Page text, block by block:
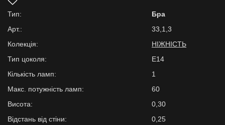
Тип:
Бра
Арт.:
33,1,3
Колекція:
НІЖНІСТЬ
Тип цоколя:
E14
Кількість ламп:
1
Макс. потужність ламп:
60
Висота:
0,30
Відстань від стіни:
0,25